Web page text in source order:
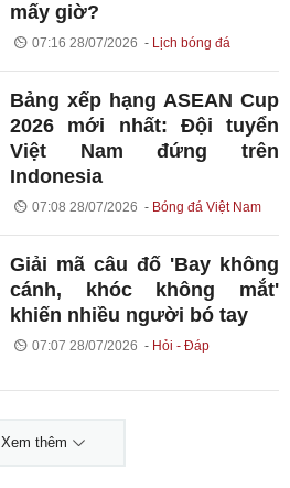
mấy giờ?
07:16 28/07/2026 Lịch bóng đá
Bảng xếp hạng ASEAN Cup
2026 mới nhất: Đội tuyển
Việt Nam đứng trên
Indonesia
07:08 28/07/2026 Bóng đá Việt Nam
Giải mã câu đố 'Bay không
cánh, khóc không mắt'
khiến nhiều người bó tay
07:07 28/07/2026 Hỏi - Đáp
Xem thêm